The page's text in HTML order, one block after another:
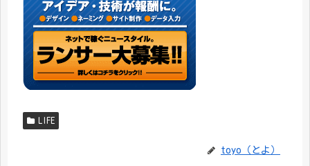
LIFE
toyo（とよ）